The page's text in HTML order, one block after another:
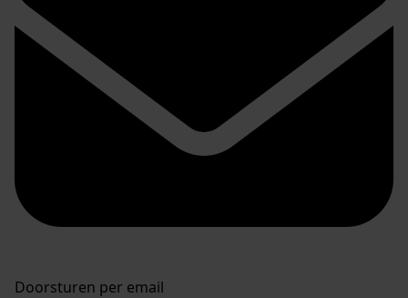
Doorsturen per email